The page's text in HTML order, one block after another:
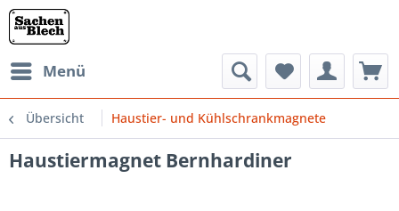
Menü
Übersicht Haustier- und Kühlschrankmagnete
Haustiermagnet Bernhardiner